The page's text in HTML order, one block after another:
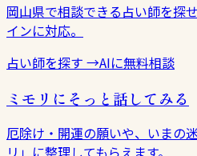
岡山県で相談できる占い師を探
インに対応。
占い師を探す →AIに無料相談
ミモリにそっと話してみる
厄除け・開運の願いや、いまの